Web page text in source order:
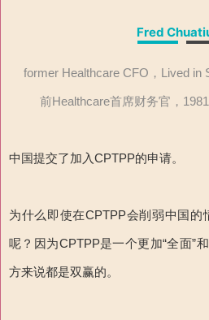
Fred
former Healthcare CFO，Lived in
前Healthcare首席财务官，
中国提交了加入CPTPP的申请。
为什么即使在CPTPP会削弱中国的
呢？因为CPTPP是一个更加“全面”
方来说都是双赢的。